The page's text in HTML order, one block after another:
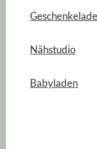
Nähstudio
Babyladen